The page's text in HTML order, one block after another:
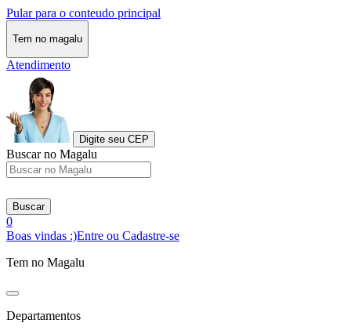
Pular para o conteudo principal
Tem no magalu
Atendimento
Digite seu CEP
Buscar no Magalu
Buscar
0
Boas vindas :)Entre ou Cadastre-se
Tem no Magalu
Departamentos